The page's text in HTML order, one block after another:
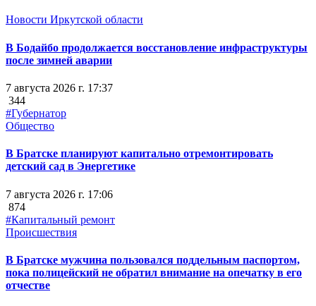
Новости Иркутской области
В Бодайбо продолжается восстановление инфраструктуры
после зимней аварии
7 августа 2026 г. 17:37
344
#Губернатор
Общество
В Братске планируют капитально отремонтировать
детский сад в Энергетике
7 августа 2026 г. 17:06
874
#Капитальный ремонт
Происшествия
В Братске мужчина пользовался поддельным паспортом,
пока полицейский не обратил внимание на опечатку в его
отчестве